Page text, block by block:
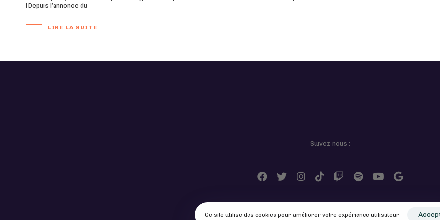
! Depuis l’annonce du
LIRE LA SUITE
Suivez-nous :
Ce site utilise des cookies pour améliorer votre expérience utilisateur